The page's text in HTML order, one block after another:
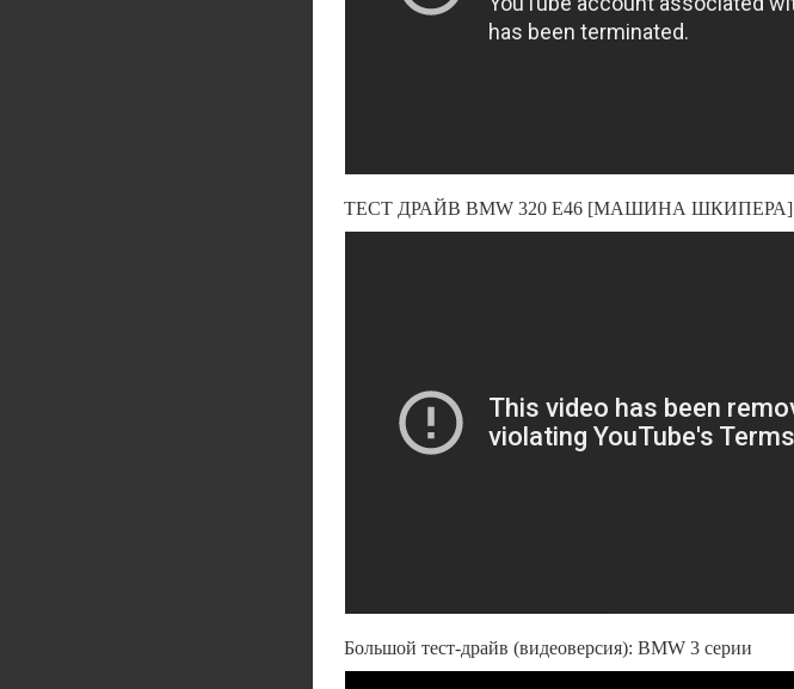
ТЕСТ ДРАЙВ BMW 320 E46 [МАШИНА ШКИПЕРА]
Большой тест-драйв (видеоверсия): BMW 3 серии